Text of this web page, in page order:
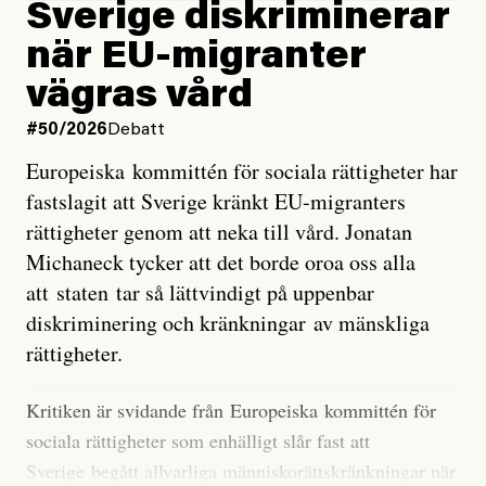
väderfenomen som uppstår när havsvattnet i delar av
Stilla havet blir ovanligt varmt. Det påverkar vädret
över stora delar av världen och under
forskare allt oftare varnat för att den här El Niñon
Det verkar vara en underdrift, menar nu Zeke
Hausfather.
”Det ser ut som att årets El Niño inte bara med stor
sannolikhet kommer att bli den starkaste sedan
tillförlitliga mätningar inleddes – den kan till och med
marginal”, skriver han.
Styrkan i El Niño går att förutspå genom att mäta
Sverige diskriminerar
när EU-migranter
vägras vård
#50/2026 Debatt
Europeiska kommittén för sociala rättigheter har
fastslagit att Sverige kränkt EU-migranters
rättigheter genom att neka till vård. Jonatan
Michaneck tycker att det borde oroa oss alla
att staten tar så lättvindigt på uppenbar
diskriminering och kränkningar av mänskliga
rättigheter.
Kritiken är svidande från Europeiska kommittén för
sociala rättigheter som enhälligt slår fast att
Sverige begått allvarliga människorättskränkningar när